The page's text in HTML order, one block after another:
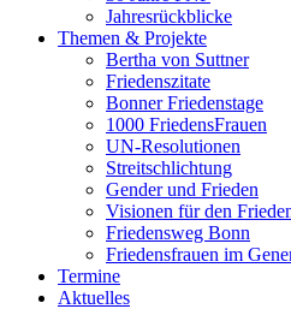
Jahresrückblicke
Themen & Projekte
Bertha von Suttner
Friedenszitate
Bonner Friedenstage
1000 FriedensFrauen
UN-Resolutionen
Streitschlichtung
Gender und Frieden
Visionen für den
Friedensweg Bonn
Friedensfrauen im
Termine
Aktuelles